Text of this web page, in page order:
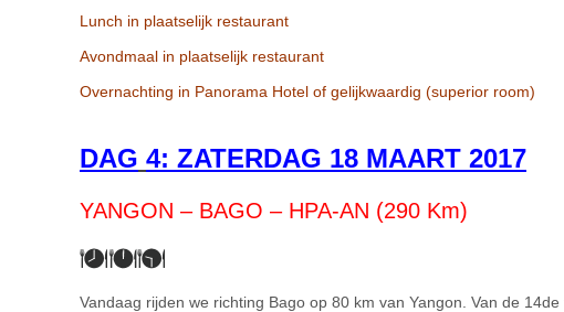
Lunch in plaatselijk restaurant
Avondmaal in plaatselijk restaurant
Overnachting in Panorama Hotel of gelijkwaardig (superior room)
DAG 4: ZATERDAG 18 MAART 2017
YANGON – BAGO – HPA-AN (290 Km)
Vandaag rijden we richting Bago op 80 km van Yangon. Van de